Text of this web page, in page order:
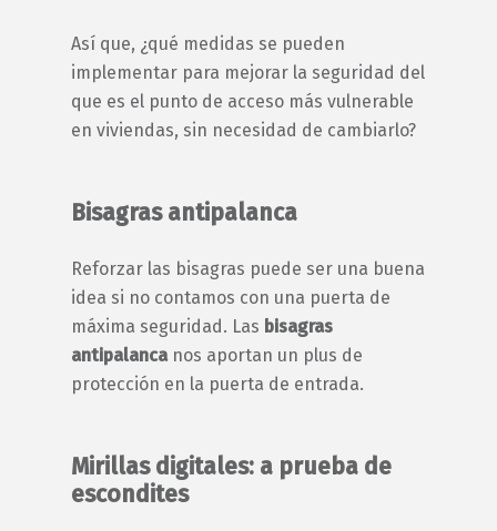
Así que, ¿qué medidas se pueden
implementar para mejorar la seguridad del
que es el punto de acceso más vulnerable
en viviendas, sin necesidad de cambiarlo?
Bisagras antipalanca
Reforzar las bisagras puede ser una buena
idea si no contamos con una puerta de
máxima seguridad. Las bisagras
antipalancanos aportan un plus de
protección en la puerta de entrada.
Mirillas digitales: a prueba de
escondites